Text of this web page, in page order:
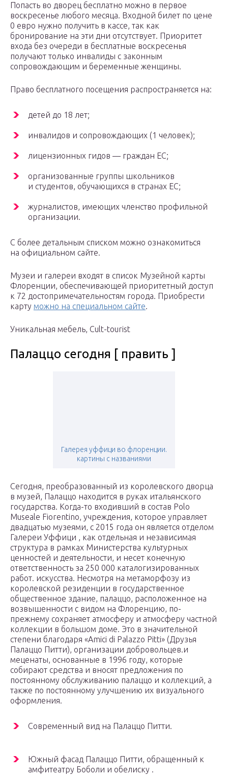
Попасть во дворец бесплатно можно в первое
воскресенье любого месяца. Входной билет по цене
0 евро нужно получить в кассе, так как
бронирование на эти дни отсутствует. Приоритет
входа без очереди в бесплатные воскресенья
получают только инвалиды с законным
сопровождающим и беременные женщины.
Право бесплатного посещения распространяется на:
детей до 18 лет;
инвалидов и сопровождающих (1 человек);
лицензионных гидов — граждан ЕС;
организованные группы школьников
и студентов, обучающихся в странах ЕС;
журналистов, имеющих членство профильной
организации.
С более детальным списком можно ознакомиться
на официальном сайте.
Музеи и галереи входят в список Музейной карты
Флоренции, обеспечивающей приоритетный доступ
к 72 достопримечательностям города. Приобрести
карту можно на специальном сайте.
Уникальная мебель, Cult-tourist
Палаццо сегодня [ править ]
Галерея уффици во флоренции.
картины с названиями
Сегодня, преобразованный из королевского дворца
в музей, Палаццо находится в руках итальянского
государства. Когда-то входивший в состав Polo
Museale Fiorentino, учреждения, которое управляет
двадцатью музеями, с 2015 года он является отделом
Галереи Уффици , как отдельная и независимая
структура в рамках Министерства культурных
ценностей и деятельности, и несет конечную
ответственность за 250 000 каталогизированных
работ. искусства. Несмотря на метаморфозу из
королевской резиденции в государственное
общественное здание, палаццо, расположенное на
возвышенности с видом на Флоренцию, по-
прежнему сохраняет атмосферу и атмосферу частной
коллекции в большом доме. Это в значительной
степени благодаря «Amici di Palazzo Pitti» (Друзья
Палаццо Питти), организации добровольцев.и
меценаты, основанные в 1996 году, которые
собирают средства и вносят предложения по
постоянному обслуживанию палаццо и коллекций, а
также по постоянному улучшению их визуального
оформления.
Современный вид на Палаццо Питти.
Южный фасад Палаццо Питти, обращенный к
амфитеатру Боболи и обелиску .